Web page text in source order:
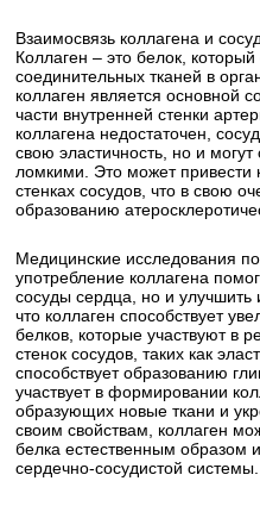
Взаимосвязь коллагена и
Коллаген – это белок, который
соединительных тканей в
коллаген является основной
части внутренней стенки
коллагена недостаточен,
свою эластичность, но и могут
ломкими. Это может
стенках сосудов, что в свою
образованию
Медицинские исследования
употребление коллагена
сосуды сердца, но и улучшить
что коллаген способствует
белков, которые участвуют в
стенок сосудов, таких как
способствует образованию
участвует в формировании
образующих новые ткани и
своим свойствам, коллаген
белка естественным образом
сердечно-сосудистой системы.